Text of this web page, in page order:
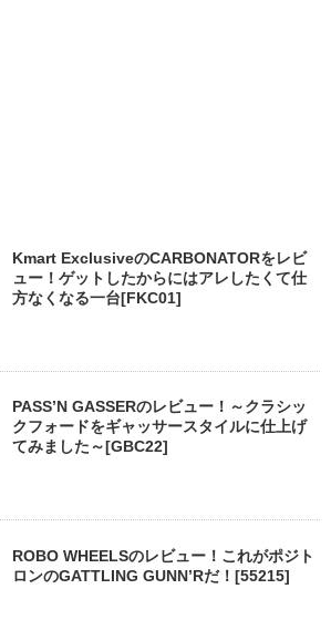
Kmart ExclusiveのCARBONATORをレビ
ュー！ゲットしたからにはアレしたくて仕
方なくなる一台[FKC01]
PASS’N GASSERのレビュー！～クラシッ
クフォードをギャッサースタイルに仕上げ
てみました～[GBC22]
ROBO WHEELSのレビュー！これがポジト
ロンのGATTLING GUNN’Rだ！[55215]